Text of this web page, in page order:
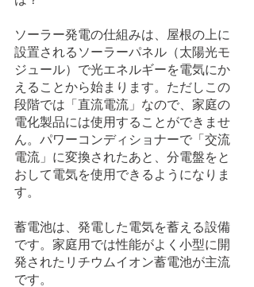
ソーラー発電の仕組みは、屋根の上に
設置されるソーラーパネル（太陽光モ
ジュール）で光エネルギーを電気にか
えることから始まります。ただしこの
段階では「直流電流」なので、家庭の
電化製品には使用することができませ
ん。パワーコンディショナーで「交流
電流」に変換されたあと、分電盤をと
おして電気を使用できるようになりま
す。
蓄電池は、発電した電気を蓄える設備
です。家庭用では性能がよく小型に開
発されたリチウムイオン蓄電池が主流
です。